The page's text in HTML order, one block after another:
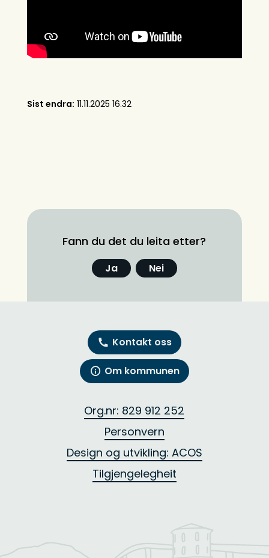
Sist endra 11.11.2025 16.32
Fann du det du leita etter?
Ja Nei
Kontakt oss
Om kommunen
Org.nr: 829 912 252
Personvern
Design og utvikling: ACOS
Tilgjengelegheit